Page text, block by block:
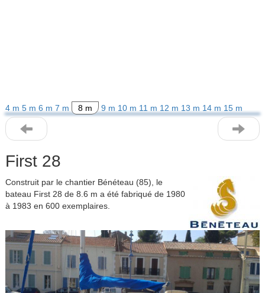
4 m 5 m 6 m 7 m 8 m 9 m 10 m 11 m 12 m 13 m 14 m 15 m
First 28
Construit par le chantier Bénéteau (85), le
bateau First 28 de 8.6 m a été fabriqué de 1980
à 1983 en 600 exemplaires.